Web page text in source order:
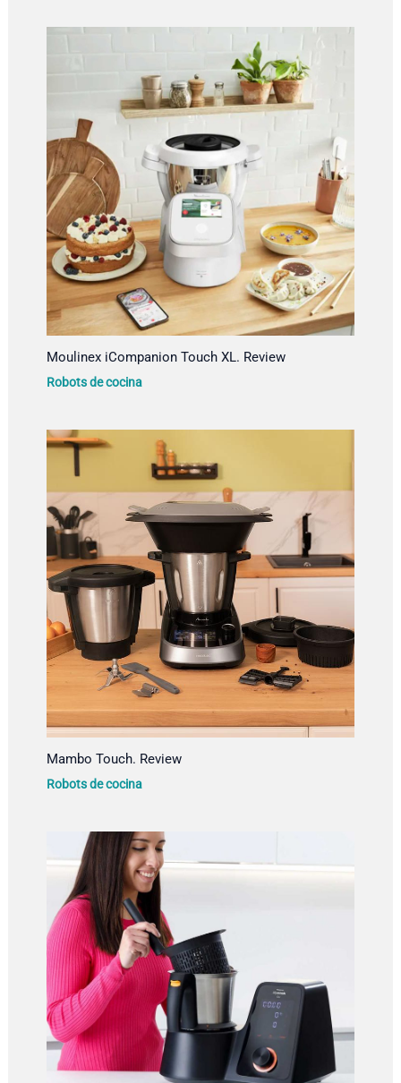
Moulinex iCompanion Touch XL. Review
Robots de cocina
Mambo Touch. Review
Robots de cocina